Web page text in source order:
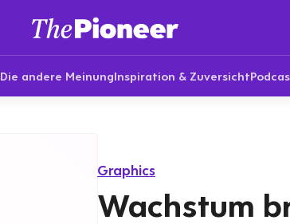
Die andere MeinungInspiration & Zuversicht
Graphics
Wachstum